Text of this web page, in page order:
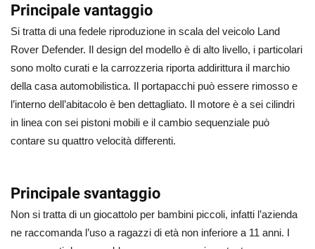
Principale vantaggio
Si tratta di una fedele riproduzione in scala del veicolo Land
Rover Defender. Il design del modello è di alto livello, i particolari
sono molto curati e la carrozzeria riporta addirittura il marchio
della casa automobilistica. Il portapacchi può essere rimosso e
l’interno dell’abitacolo è ben dettagliato. Il motore è a sei cilindri
in linea con sei pistoni mobili e il cambio sequenziale può
contare su quattro velocità differenti.
Principale svantaggio
Non si tratta di un giocattolo per bambini piccoli, infatti l’azienda
ne raccomanda l’uso a ragazzi di età non inferiore a 11 anni. I